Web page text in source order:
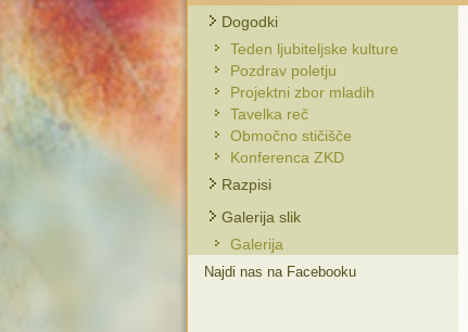
Dogodki
Teden ljubiteljske kulture
Pozdrav poletju
Projektni zbor mladih
Tavelka reč
Območno stičišče
Konferenca ZKD
Razpisi
Galerija slik
Galerija
Najdi nas na Facebooku